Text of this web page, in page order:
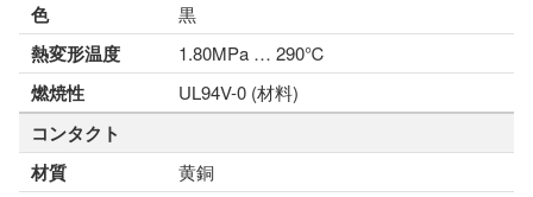
色 黒
熱変形温度 1.80MPa … 290℃
燃焼性 UL94V-0 (材料)
コンタクト
材質
黄銅